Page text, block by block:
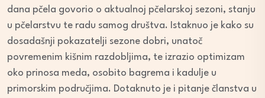
dana pčela govorio o aktualnoj pčelarskoj sezoni, stanju
u pčelarstvu te radu samog društva. Istaknuo je kako su
dosadašnji pokazatelji sezone dobri, unatoč
povremenim kišnim razdobljima, te izrazio optimizam
oko prinosa meda, osobito bagrema i kadulje u
primorskim područjima. Dotaknuto je i pitanje članstva u